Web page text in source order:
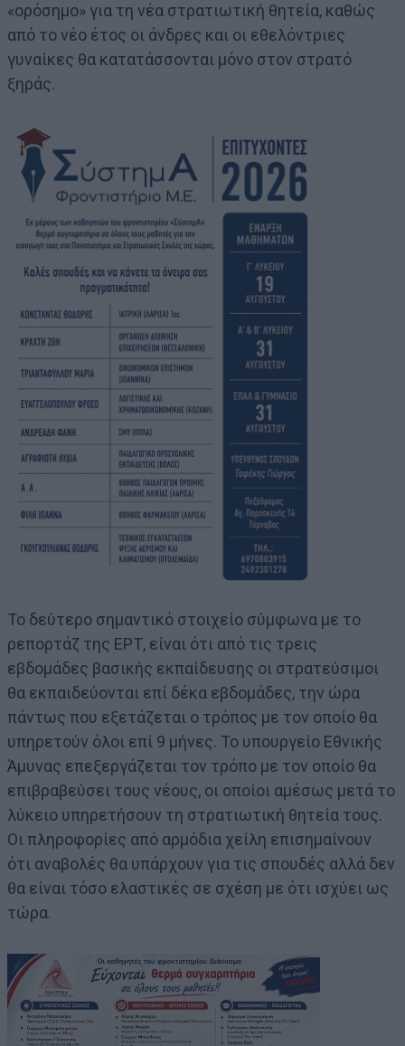
«ορόσημο» για τη νέα στρατιωτική θητεία, καθώς
από το νέο έτος οι άνδρες και οι εθελόντριες
γυναίκες θα κατατάσσονται μόνο στον στρατό
ξηράς.
Το δεύτερο σημαντικό στοιχείο σύμφωνα με το
ρεπορτάζ της ΕΡΤ, είναι ότι από τις τρεις
εβδομάδες βασικής εκπαίδευσης οι στρατεύσιμοι
θα εκπαιδεύονται επί δέκα εβδομάδες, την ώρα
πάντως που εξετάζεται ο τρόπος με τον οποίο θα
υπηρετούν όλοι επί 9 μήνες. Το υπουργείο Εθνικής
Άμυνας επεξεργάζεται τον τρόπο με τον οποίο θα
επιβραβεύσει τους νέους, οι οποίοι αμέσως μετά το
λύκειο υπηρετήσουν τη στρατιωτική θητεία τους.
Οι πληροφορίες από αρμόδια χείλη επισημαίνουν
ότι αναβολές θα υπάρχουν για τις σπουδές αλλά δεν
θα είναι τόσο ελαστικές σε σχέση με ότι ισχύει ως
τώρα.